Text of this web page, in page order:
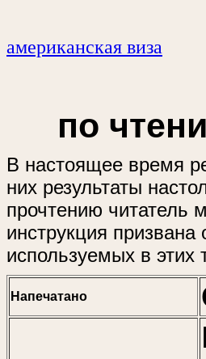
американская виза
по
В настоящее время
них результаты
прочтению читатель
инструкция
используемых в этих
Напечатано